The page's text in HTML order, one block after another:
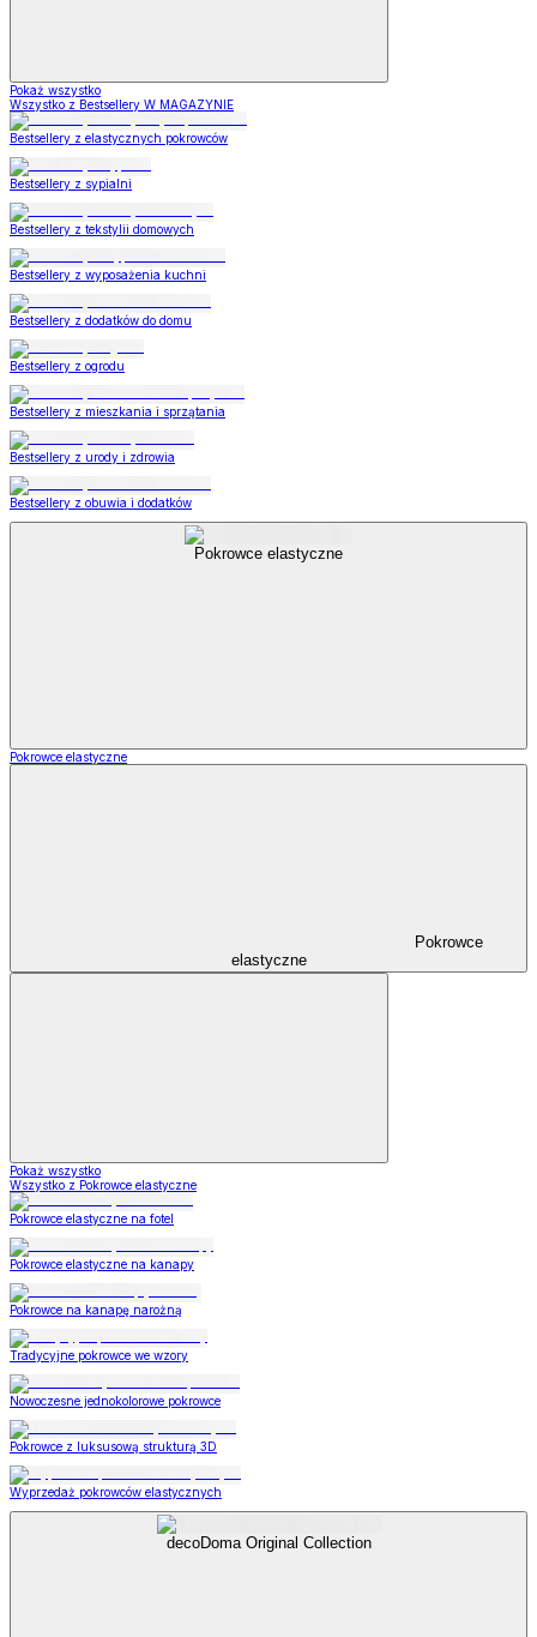
Pokaż wszystko
Wszystko z Bestsellery W MAGAZYNIE
Bestsellery z elastycznych pokrowców
Bestsellery z sypialni
Bestsellery z tekstylii domowych
Bestsellery z wyposażenia kuchni
Bestsellery z dodatków do domu
Bestsellery z ogrodu
Bestsellery z mieszkania i sprzątania
Bestsellery z urody i zdrowia
Bestsellery z obuwia i dodatków
Pokrowce elastyczne
Pokrowce elastyczne
Pokrowce
elastyczne
Pokaż wszystko
Wszystko z Pokrowce elastyczne
Pokrowce elastyczne na fotel
Pokrowce elastyczne na kanapy
Pokrowce na kanapę narożną
Tradycyjne pokrowce we wzory
Nowoczesne jednokolorowe pokrowce
Pokrowce z luksusową strukturą 3D
Wyprzedaż pokrowców elastycznych
decoDoma Original Collection